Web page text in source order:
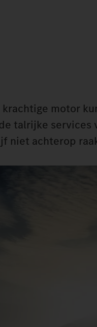
motor
talrijke services
niet achterop